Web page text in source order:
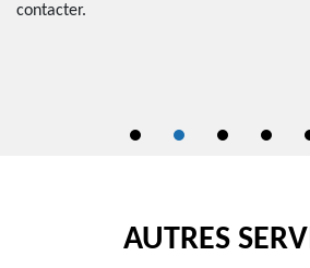
contacter.
AUTRES